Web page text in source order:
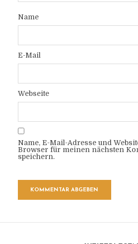
Name
E-Mail
Webseite
Name, E-Mail-Adresse und
Browser für meinen nächsten
speichern.